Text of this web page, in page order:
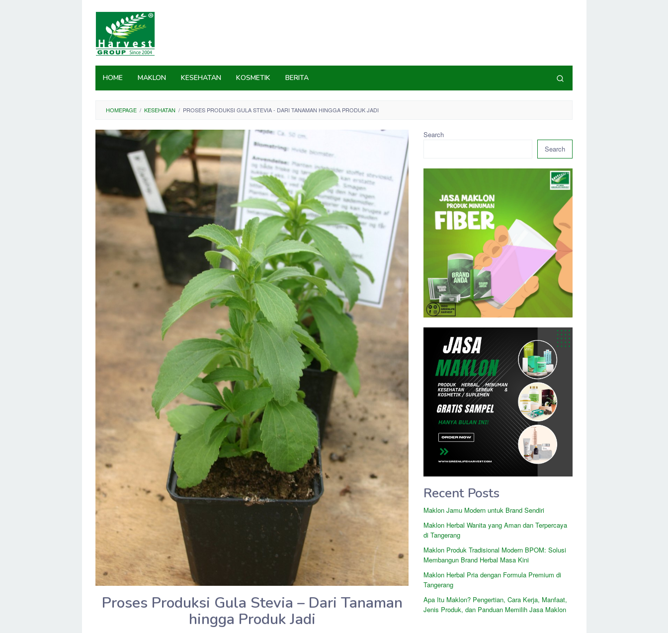
HOME MAKLON KESEHATAN KOSMETIK BERITA
HOMEPAGE / KESEHATAN / PROSES PRODUKSI GULA STEVIA - DARI TANAMAN HINGGA PRODUK JADI
Proses Produksi Gula Stevia – Dari Tanaman
hingga Produk Jadi
Search
Search
Recent Posts
Maklon Jamu Modern untuk Brand Sendiri
Maklon Herbal Wanita yang Aman dan Terpercaya
di Tangerang
Maklon Produk Tradisional Modern BPOM: Solusi
Membangun Brand Herbal Masa Kini
Maklon Herbal Pria dengan Formula Premium di
Tangerang
Apa Itu Maklon? Pengertian, Cara Kerja, Manfaat,
Jenis Produk, dan Panduan Memilih Jasa Maklon